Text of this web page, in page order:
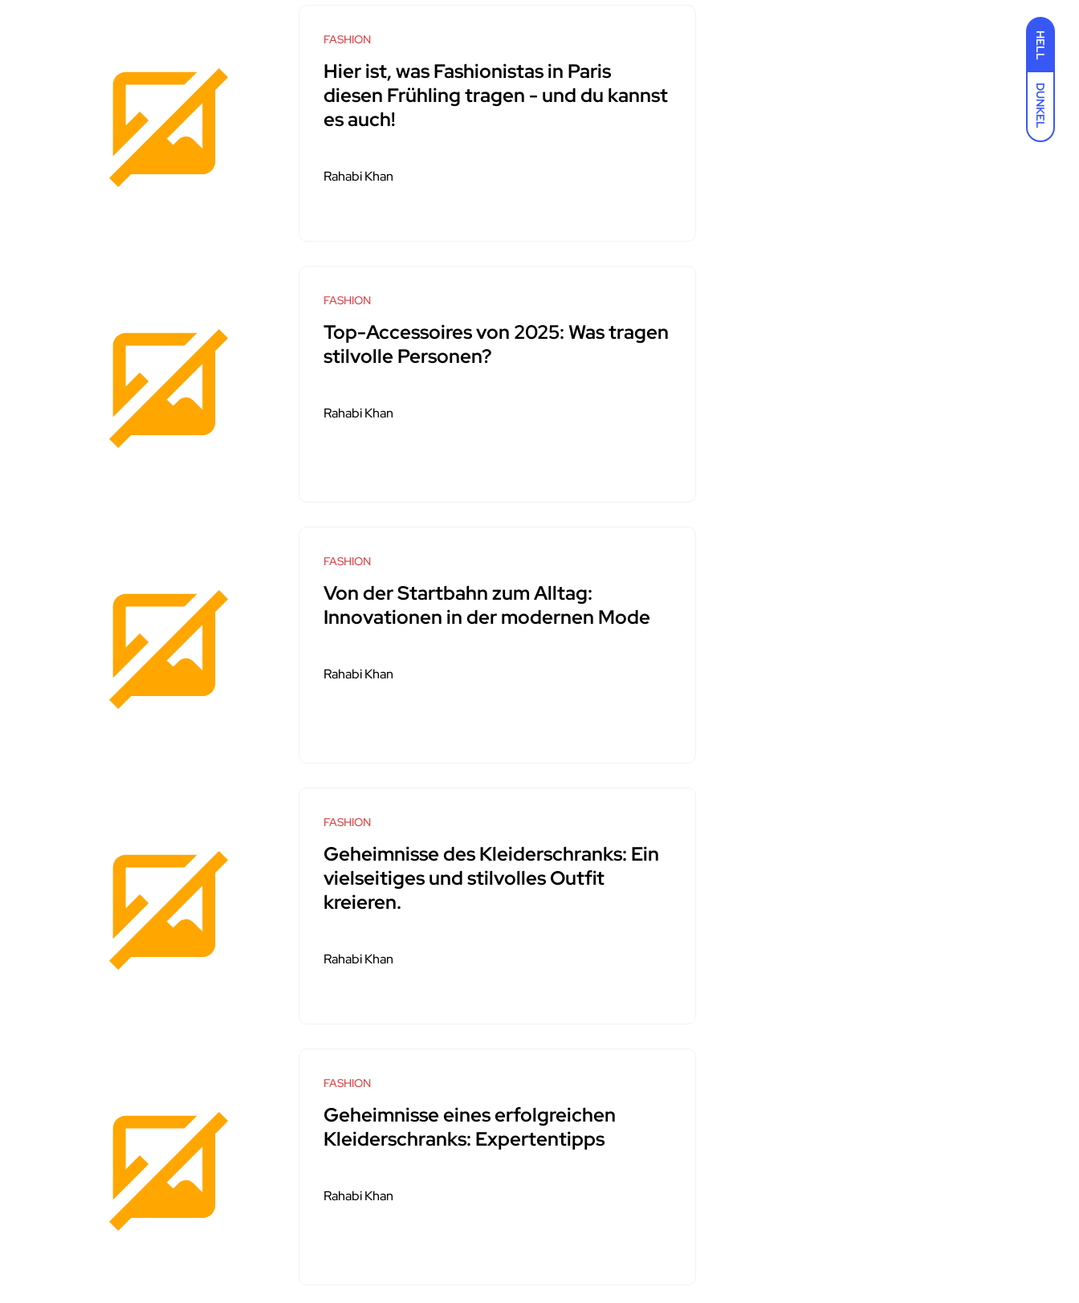
HELL
DUNKEL
FASHION
Hier ist, was Fashionistas in Paris
diesen Frühling tragen - und du kannst
es auch!
Rahabi Khan
FASHION
Top-Accessoires von 2025: Was tragen
stilvolle Personen?
Rahabi Khan
FASHION
Von der Startbahn zum Alltag:
Innovationen in der modernen Mode
Rahabi Khan
FASHION
Geheimnisse des Kleiderschranks: Ein
vielseitiges und stilvolles Outfit
kreieren.
Rahabi Khan
FASHION
Geheimnisse eines erfolgreichen
Kleiderschranks: Expertentipps
Rahabi Khan